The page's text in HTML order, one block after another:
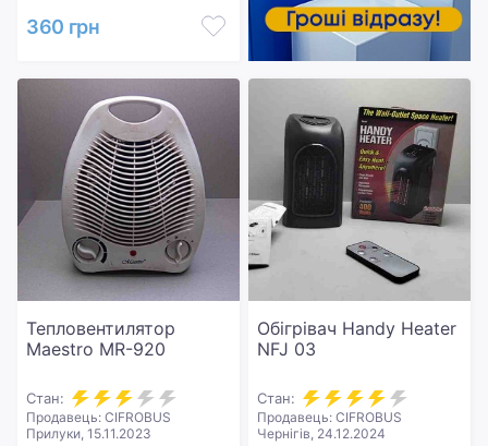
360 грн
Тепловентилятор
Maestro MR-920
Стан:
Продавець: CIFROBUS
Прилуки, 15.11.2023
Обігрівач Handy Heater
NFJ 03
Стан:
Продавець: CIFROBUS
Чернігів, 24.12.2024